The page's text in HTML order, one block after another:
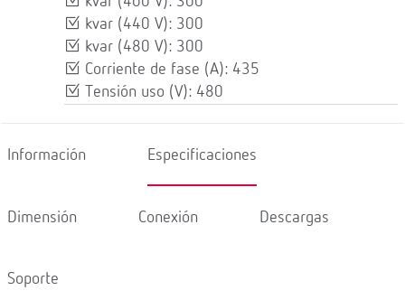
kvar (440 V): 300
kvar (480 V): 300
Corriente de fase (A): 435
Tensión uso (V): 480
Información Especificaciones
Dimensión Conexión Descargas
Soporte